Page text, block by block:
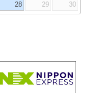
28 29 30